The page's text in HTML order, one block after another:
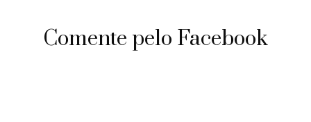
Comente pelo Facebook